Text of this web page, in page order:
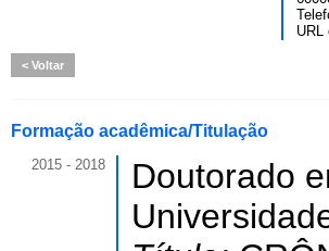
URL
Voltar
Formação acadêmica/Titulação
2015 - 2018
Doutorado